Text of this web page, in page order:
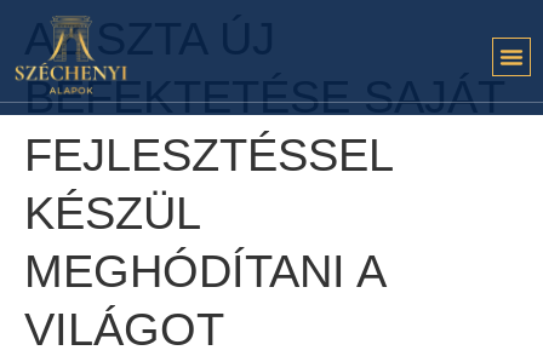
AZ SZTA ÚJ
BEFEKTETÉSE SAJÁT
FEJLESZTÉSSEL
KÉSZÜL
MEGHÓDÍTANI A
VILÁGOT